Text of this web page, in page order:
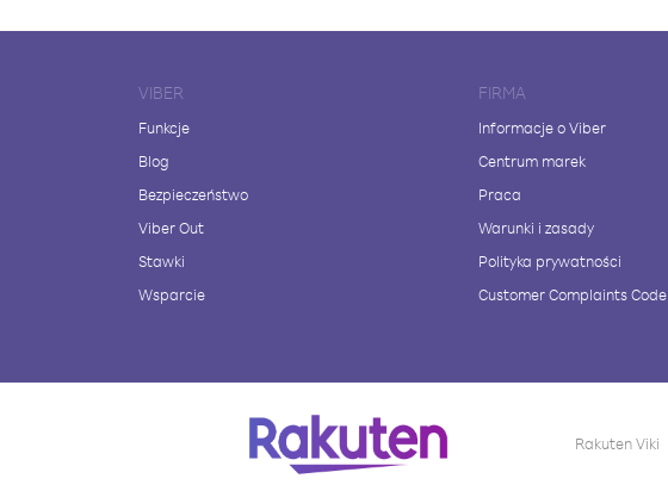
VIBER
Funkcje
Blog
Bezpieczeństwo
Viber Out
Stawki
Wsparcie
FIRMA
Informacje o Viber
Centrum marek
Praca
Warunki i zasady
Polityka prywatności
Customer Complaints Code
Rakuten Viki